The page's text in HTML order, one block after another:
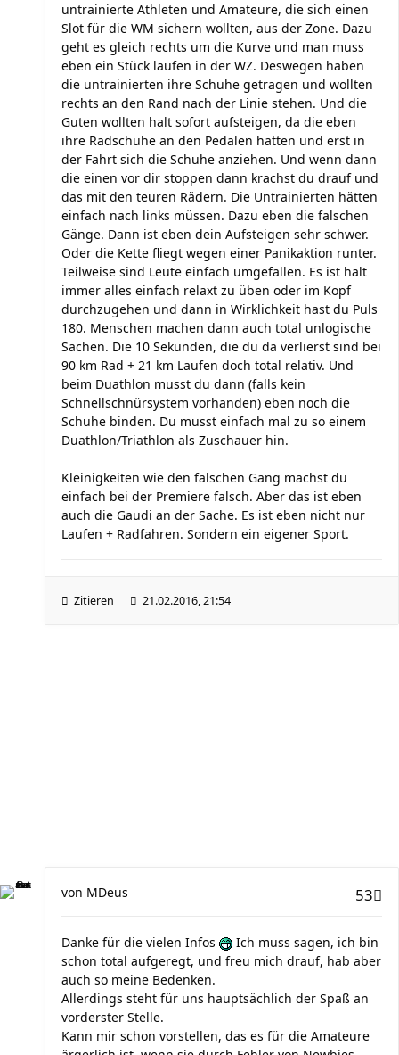
untrainierte Athleten und Amateure, die sich einen
Slot für die WM sichern wollten, aus der Zone. Dazu
geht es gleich rechts um die Kurve und man muss
eben ein Stück laufen in der WZ. Deswegen haben
die untrainierten ihre Schuhe getragen und wollten
rechts an den Rand nach der Linie stehen. Und die
Guten wollten halt sofort aufsteigen, da die eben
ihre Radschuhe an den Pedalen hatten und erst in
der Fahrt sich die Schuhe anziehen. Und wenn dann
die einen vor dir stoppen dann krachst du drauf und
das mit den teuren Rädern. Die Untrainierten hätten
einfach nach links müssen. Dazu eben die falschen
Gänge. Dann ist eben dein Aufsteigen sehr schwer.
Oder die Kette fliegt wegen einer Panikaktion runter.
Teilweise sind Leute einfach umgefallen. Es ist halt
immer alles einfach relaxt zu üben oder im Kopf
durchzugehen und dann in Wirklichkeit hast du Puls
180. Menschen machen dann auch total unlogische
Sachen. Die 10 Sekunden, die du da verlierst sind bei
90 km Rad + 21 km Laufen doch total relativ. Und
beim Duathlon musst du dann (falls kein
Schnellschnürsystem vorhanden) eben noch die
Schuhe binden. Du musst einfach mal zu so einem
Duathlon/Triathlon als Zuschauer hin.
Kleinigkeiten wie den falschen Gang machst du
einfach bei der Premiere falsch. Aber das ist eben
auch die Gaudi an der Sache. Es ist eben nicht nur
Laufen + Radfahren. Sondern ein eigener Sport.
Zitieren 21.02.2016, 21:54
53
von MDeus
Danke für die vielen Infos
Ich muss sagen, ich bin
schon total aufgeregt, und freu mich drauf, hab aber
auch so meine Bedenken.
Allerdings steht für uns hauptsächlich der Spaß an
vorderster Stelle.
Kann mir schon vorstellen, das es für die Amateure